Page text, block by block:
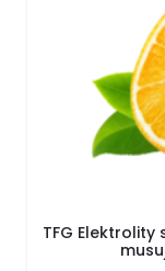
TFG